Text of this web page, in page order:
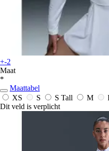
+-2
Maat
*
Maattabel
XS
S S Tall M
Dit veld is verplicht